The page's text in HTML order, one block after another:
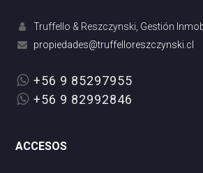
Truffello & Reszczynski, Gestión
+56 9 85297955
+56 9 82992846
ACCESOS